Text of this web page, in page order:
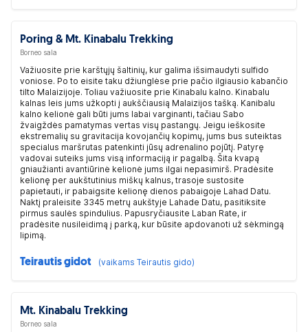
Poring & Mt. Kinabalu Trekking
Borneo sala
Važiuosite prie karštųjų šaltinių, kur galima išsimaudyti sulfido
voniose. Po to eisite taku džiunglėse prie pačio ilgiausio kabančio
tilto Malaizijoje. Toliau važiuosite prie Kinabalu kalno. Kinabalu
kalnas leis jums užkopti į aukščiausią Malaizijos tašką. Kanibalu
kalno kelionė gali būti jums labai varginanti, tačiau Sabo
žvaigždės pamatymas vertas visų pastangų. Jeigu ieškosite
ekstremalių su gravitacija kovojančių kopimų, jums bus suteiktas
specialus maršrutas patenkinti jūsų adrenalino pojūtį. Patyrę
vadovai suteiks jums visą informaciją ir pagalbą. Šita kvapą
gniaužianti avantiūrinė kelionė jums ilgai nepasimirš. Pradėsite
kelionę per aukštutinius miškų kalnus, trasoje sustosite
papietauti, ir pabaigsite kelionę dienos pabaigoje Lahad Datu.
Naktį praleisite 3345 metrų aukštyje Lahade Datu, pasitiksite
pirmus saulės spindulius. Papusryčiausite Laban Rate, ir
pradėsite nusileidimą į parką, kur būsite apdovanoti už sėkmingą
lipimą.
Teirautis gidot (vaikams Teirautis gido)
Mt. Kinabalu Trekking
Borneo sala